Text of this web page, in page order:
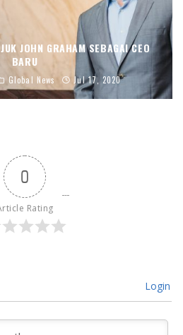
JOHN GRAHAM SEBAGAI CEO
BARU
Global News Jul 17, 2020
0
Rating
Login